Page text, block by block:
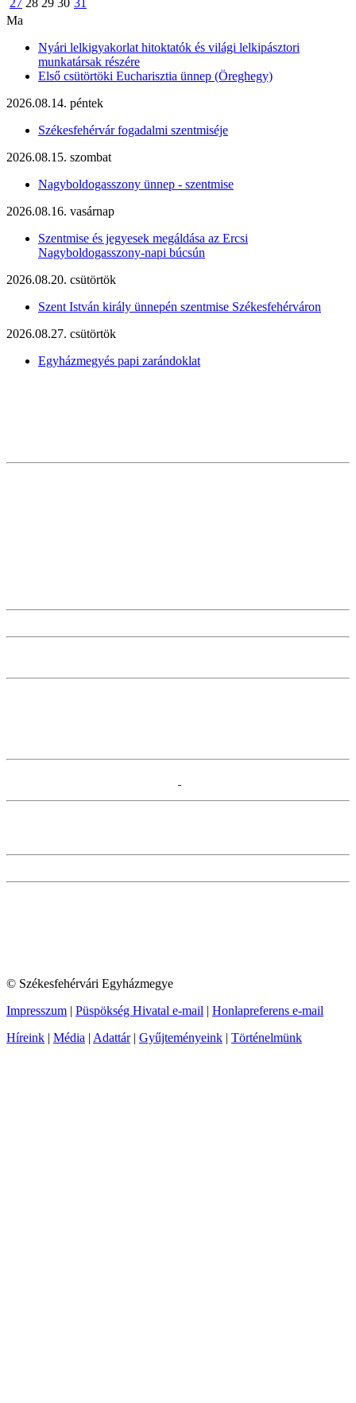
Ma
Nyári lelkigyakorlat hitoktatók és világi lelkipásztori
munkatársak részére
Első csütörtöki Eucharisztia ünnep (Öreghegy)
2026.08.14. péntek
Székesfehérvár fogadalmi szentmiséje
2026.08.15. szombat
Nagyboldogasszony ünnep - szentmise
2026.08.16. vasárnap
Szentmise és jegyesek megáldása az Ercsi
Nagyboldogasszony-napi búcsún
2026.08.20. csütörtök
Szent István király ünnepén szentmise Székesfehérváron
2026.08.27. csütörtök
Egyházmegyés papi zarándoklat
© Székesfehérvári Egyházmegye
Impresszum | Püspökség Hivatal e-mail | Honlapreferens e-mail
Híreink | Média | Adattár| Gyűjteményeink | Történelmünk